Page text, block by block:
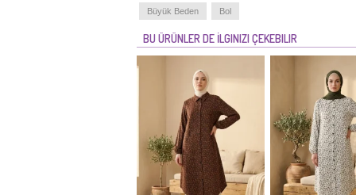
Büyük Beden Bol
BU ÜRÜNLER DE İLGINIZI ÇEKEBILIR